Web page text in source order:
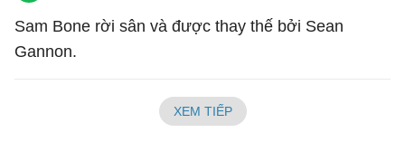
Sam Bone rời sân và được thay thế bởi Sean
Gannon.
XEM TIẾP